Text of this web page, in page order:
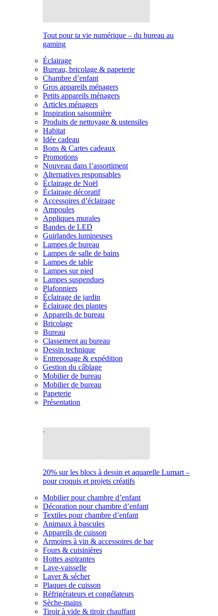
Tout pour ta vie numérique – du bureau au
gaming
Éclairage
Bureau, bricolage & papeterie
Chambre d’enfant
Gros appareils ménagers
Petits appareils ménagers
Articles ménagers
Inspiration saisonnière
Produits de nettoyage & ustensiles
Habitat
Idée cadeau
Bons & Cartes cadeaux
Promotions
Nouveau dans l’assortiment
Alternatives responsables
Éclairage de Noël
Éclairage décoratif
Accessoires d’éclairage
Ampoules
Appliques murales
Bandes de LED
Guirlandes lumineuses
Lampes de bureau
Lampes de salle de bains
Lampes de table
Lampes sur pied
Lampes suspendues
Plafonniers
Éclairage de jardin
Éclairage des plantes
Appareils de bureau
Bricolage
Bureau
Classement au bureau
Dessin technique
Entreposage & expédition
Gestion du câblage
Mobilier de bureau
Mobilier de bureau
Papeterie
Présentation
20% sur les blocs à dessin et aquarelle Lumart –
pour croquis et projets créatifs
Mobilier pour chambre d’enfant
Décoration pour chambre d’enfant
Textiles pour chambre d’enfant
Animaux à bascules
Appareils de cuisson
Armoires à vin & accessoires de bar
Fours & cuisinières
Hottes aspirantes
Lave-vaisselle
Laver & sécher
Plaques de cuisson
Réfrigérateurs et congélateurs
Sèche-mains
Tiroir à vide & tiroir chauffant